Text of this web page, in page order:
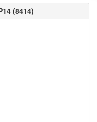
(8414)